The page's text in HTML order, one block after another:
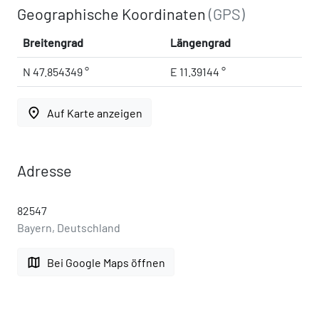
Geographische Koordinaten(GPS)
Breitengrad Längengrad
N 47.854349 ° E 11.39144 °
place Auf Karte anzeigen
Adresse
82547
Bayern, Deutschland
map Bei Google Maps öffnen